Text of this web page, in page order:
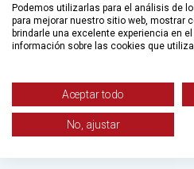
Podemos utilizarlas para el análisis de
para mejorar nuestro sitio web, mostrar
brindarle una excelente experiencia en
información sobre las cookies que
Aceptar todo
No, ajustar